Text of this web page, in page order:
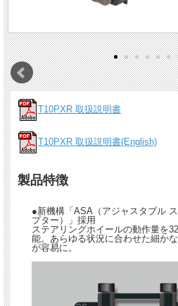
T10PXR 取扱説明書
T10PXR 取扱説明書(English)
製品特徴
●新機構「ASA（アジャスタブル
プター）」採用
ステアリングホイールの動作量を
能。あらゆる状況に合わせた細か
が容易に。